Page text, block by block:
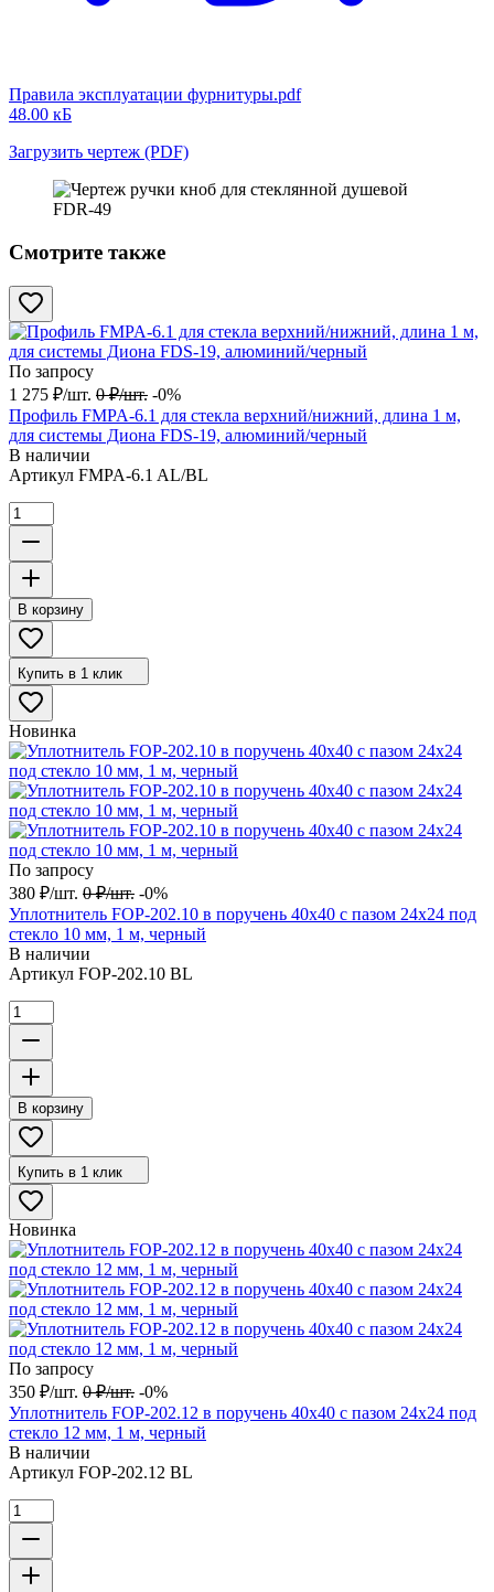
Правила эксплуатации фурнитуры.pdf
48.00 кБ
Загрузить чертеж (PDF)
Смотрите также
По запросу
1 275 ₽/шт. 0 ₽/шт. -0%
Профиль FMPA-6.1 для стекла верхний/нижний, длина 1 м,
для системы Диона FDS-19, алюминий/черный
В наличии
Артикул FMPA-6.1 AL/BL
В корзину
Купить в 1 клик
Новинка
По запросу
380 ₽/шт. 0 ₽/шт. -0%
Уплотнитель FOP-202.10 в поручень 40х40 с пазом 24х24 под
стекло 10 мм, 1 м, черный
В наличии
Артикул FOP-202.10 BL
В корзину
Купить в 1 клик
Новинка
По запросу
350 ₽/шт. 0 ₽/шт. -0%
Уплотнитель FOP-202.12 в поручень 40х40 с пазом 24х24 под
стекло 12 мм, 1 м, черный
В наличии
Артикул FOP-202.12 BL